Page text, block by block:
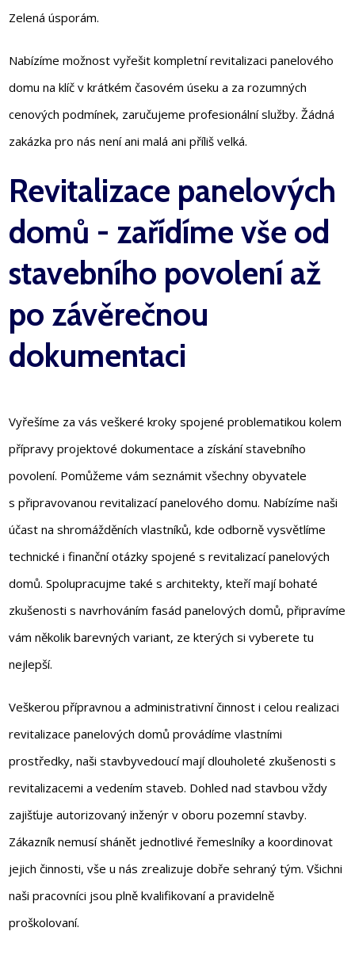
Zelená úsporám.
Nabízíme možnost vyřešit kompletní revitalizaci panelového
domu na klíč v krátkém časovém úseku a za rozumných
cenových podmínek, zaručujeme profesionální služby. Žádná
zakázka pro nás není ani malá ani příliš velká.
Revitalizace panelových
domů - zařídíme vše od
stavebního povolení až
po závěrečnou
dokumentaci
Vyřešíme za vás veškeré kroky spojené problematikou kolem
přípravy projektové dokumentace a získání stavebního
povolení. Pomůžeme vám seznámit všechny obyvatele
s připravovanou revitalizací panelového domu. Nabízíme naši
účast na shromážděních vlastníků, kde odborně vysvětlíme
technické i finanční otázky spojené s revitalizací panelových
domů. Spolupracujme také s architekty, kteří mají bohaté
zkušenosti s navrhováním fasád panelových domů, připravíme
vám několik barevných variant, ze kterých si vyberete tu
nejlepší.
Veškerou přípravnou a administrativní činnost i celou realizaci
revitalizace panelových domů provádíme vlastními
prostředky, naši stavbyvedoucí mají dlouholeté zkušenosti s
revitalizacemi a vedením staveb. Dohled nad stavbou vždy
zajišťuje autorizovaný inženýr v oboru pozemní stavby.
Zákazník nemusí shánět jednotlivé řemeslníky a koordinovat
jejich činnosti, vše u nás zrealizuje dobře sehraný tým. Všichni
naši pracovníci jsou plně kvalifikovaní a pravidelně
proškolovaní.